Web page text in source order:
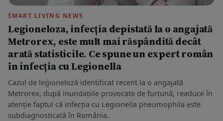
SMART LIVING NEWS
Legioneloza, infecția depistată la o angajată
Metrorex, este mult mai răspândită decât
arată statisticile. Ce spune un expert român
în infecția cu Legionella
Cazul de legioneloză identificat recent la o angajată
Metrorex, după inundațiile provocate de furtună, readuce în
atenție faptul că infecția cu Legionella pneumophila este
subdiagnosticată în România.